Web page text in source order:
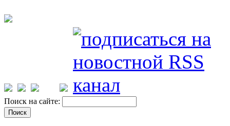
Поиск на сайте: